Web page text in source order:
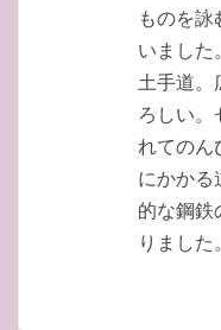
ものを
いました
土手道。
ろしい。
れてのん
にかかる
的な鋼鉄
りました。